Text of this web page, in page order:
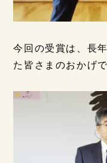
今回の受賞は、長
た皆さまのおかげで